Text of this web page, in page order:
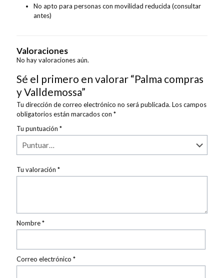
No apto para personas con movilidad reducida (consultar
antes)
Valoraciones
No hay valoraciones aún.
Sé el primero en valorar “Palma compras
y Valldemossa”
Tu dirección de correo electrónico no será publicada. Los campos
obligatorios están marcados con *
Tu puntuación *
Tu valoración *
Nombre*
Correo electrónico *